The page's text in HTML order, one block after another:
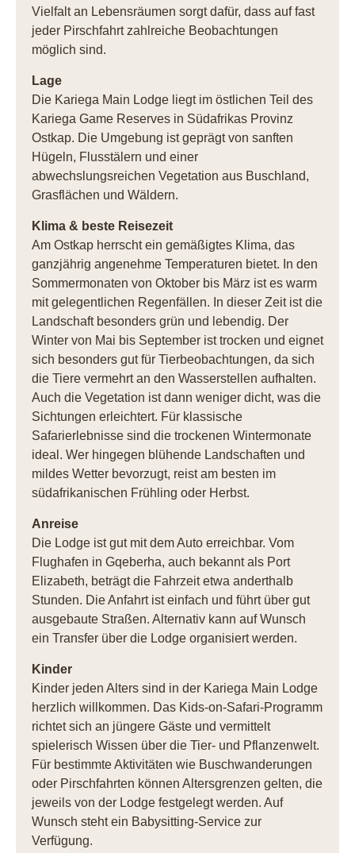
Vielfalt an Lebensräumen sorgt dafür, dass auf fast
jeder Pirschfahrt zahlreiche Beobachtungen
möglich sind.
Lage
Die Kariega Main Lodge liegt im östlichen Teil des
Kariega Game Reserves in Südafrikas Provinz
Ostkap. Die Umgebung ist geprägt von sanften
Hügeln, Flusstälern und einer
abwechslungsreichen Vegetation aus Buschland,
Grasflächen und Wäldern.
Klima & beste Reisezeit
Am Ostkap herrscht ein gemäßigtes Klima, das
ganzjährig angenehme Temperaturen bietet. In den
Sommermonaten von Oktober bis März ist es warm
mit gelegentlichen Regenfällen. In dieser Zeit ist die
Landschaft besonders grün und lebendig. Der
Winter von Mai bis September ist trocken und eignet
sich besonders gut für Tierbeobachtungen, da sich
die Tiere vermehrt an den Wasserstellen aufhalten.
Auch die Vegetation ist dann weniger dicht, was die
Sichtungen erleichtert. Für klassische
Safarierlebnisse sind die trockenen Wintermonate
ideal. Wer hingegen blühende Landschaften und
mildes Wetter bevorzugt, reist am besten im
südafrikanischen Frühling oder Herbst.
Anreise
Die Lodge ist gut mit dem Auto erreichbar. Vom
Flughafen in Gqeberha, auch bekannt als Port
Elizabeth, beträgt die Fahrzeit etwa anderthalb
Stunden. Die Anfahrt ist einfach und führt über gut
ausgebaute Straßen. Alternativ kann auf Wunsch
ein Transfer über die Lodge organisiert werden.
Kinder
Kinder jeden Alters sind in der Kariega Main Lodge
herzlich willkommen. Das Kids-on-Safari-Programm
richtet sich an jüngere Gäste und vermittelt
spielerisch Wissen über die Tier- und Pflanzenwelt.
Für bestimmte Aktivitäten wie Buschwanderungen
oder Pirschfahrten können Altersgrenzen gelten, die
jeweils von der Lodge festgelegt werden. Auf
Wunsch steht ein Babysitting-Service zur
Verfügung.